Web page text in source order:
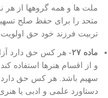
ملت ها و همه گروهها از هر
متحد را برای حفظ صلح
تربیت فرزند خود حق اولویت
ماده ۲۷-
هر کس حق دارد
و از اقسام هنرها استفاده
سهیم باشد. هر کس حق دارد
دستاورد علمی و ادبی یا